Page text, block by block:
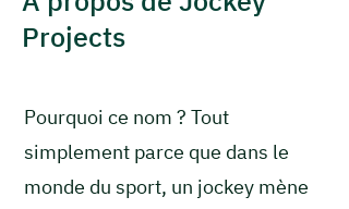
Projects
Pourquoi ce nom ? Tout
simplement parce que dans le
monde du sport, un jockey mène